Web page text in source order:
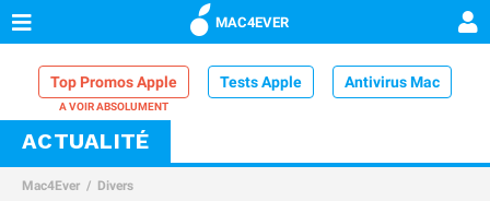
MAC4EVER
Top Promos Apple Tests Apple Antivirus Mac
VPN Mac
Comparatif iPhone
ACTUALITÉ
Mac4Ever Divers